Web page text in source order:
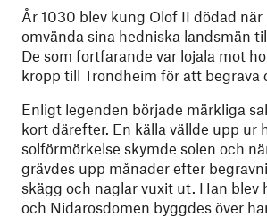
År 1030 blev kung Olof II dödad
omvända sina hedniska landsmän
De som fortfarande var lojala mot
kropp till Trondheim för att begrava
Enligt legenden började märkliga
kort därefter. En källa vällde upp ur
solförmörkelse skymde solen och
grävdes upp månader efter
skägg och naglar vuxit ut. Han blev
och Nidarosdomen byggdes över